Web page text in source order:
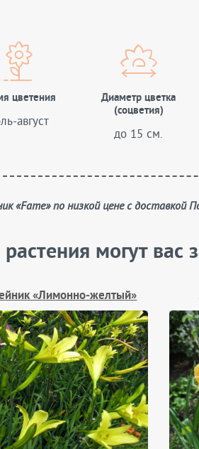
цветения
август
Диаметр цветка
(соцветия)
до 15 см.
«Fame» по низкой цене с доставкой
могут вас
«Лимонно‑желтый»